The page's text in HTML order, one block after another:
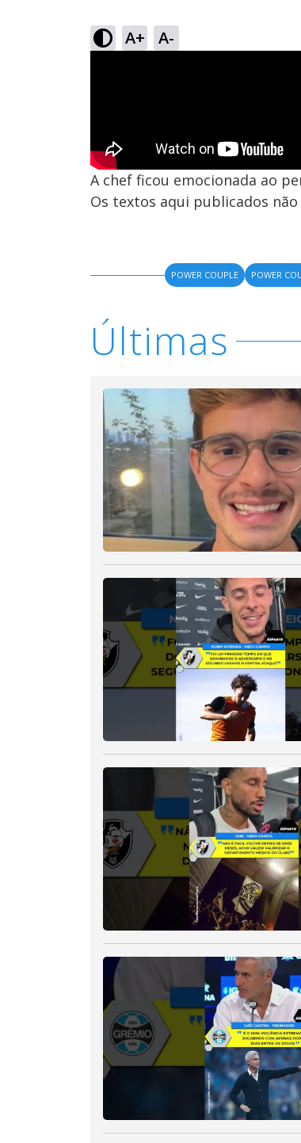
A+ A-
A chef ficou emocionada ao
Os textos aqui publicados
POWER COUPLE POWER
Últimas